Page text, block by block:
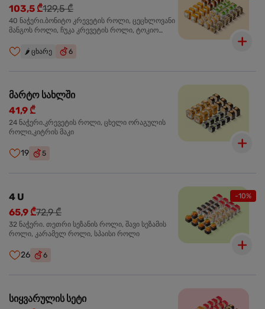
103,5 ₾129,5 ₾
40 ნაჭერი.ბონიტო კრევეტის როლი, ცეცხლოვანი
მანგოს როლი, ჩუკა კრევეტის როლი, ტოკიო
🌶️ ცხარე 6
მარტო სახლში
41,9 ₾
24 ნაჭერი.კრევეტის როლი, ცხელი ორაგულის
როლი,კიტრის მაკი
19 5
-10%
4 U
65,9 ₾72,9 ₾
32 ნაჭერი. თეთრი სეზანის როლი, შავი სეზამის
როლი, კარამელ როლი, სპაისი როლი
26 6
სიყვარულის სეტი